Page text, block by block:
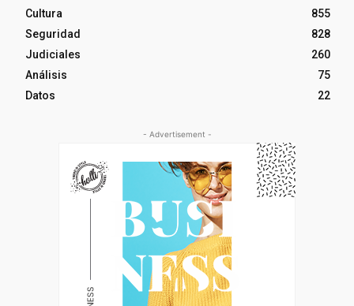
Cultura
855
Seguridad
828
Judiciales
260
Análisis
75
Datos
22
- Advertisement -